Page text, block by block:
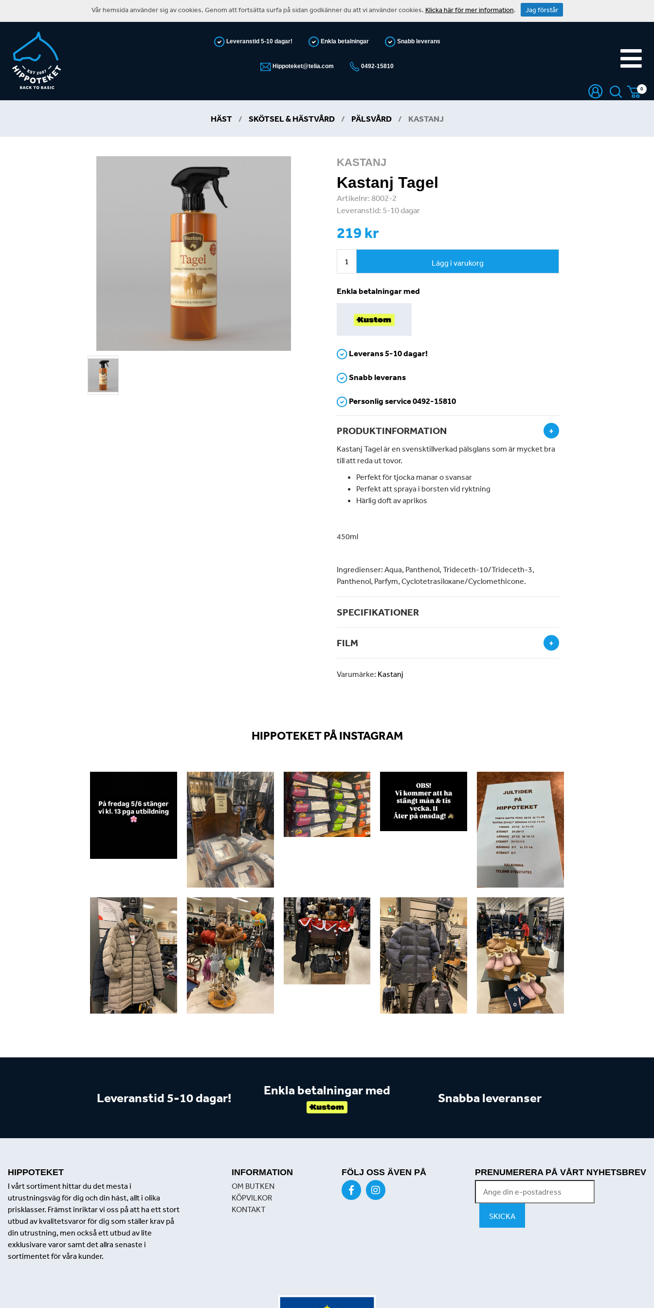
Leveranstid 5-10 dagar! Enkla betalningar Snabb leverans
Hippoteket@telia.com 0492-15810
0
HÄST / SKÖTSEL & HÄSTVÅRD / PÄLSVÅRD / KASTANJ
KASTANJ
Kastanj Tagel
Artikelnr: 8002-2
Leveranstid: 5-10 dagar
219 kr
Lägg i varukorg
Enkla betalningar med
Leverans 5-10 dagar!
Snabb leverans
Personlig service 0492-15810
PRODUKTINFORMATION +
Kastanj Tagel är en svensktillverkad pälsglans som är mycket bra
till att reda ut tovor.
Perfekt för tjocka manar o svansar
Perfekt att spraya i borsten vid ryktning
Härlig doft av aprikos
450ml
Ingredienser: Aqua, Panthenol, Trideceth-10/Trideceth-3,
Panthenol, Parfym, Cyclotetrasiloxane/Cyclomethicone.
SPECIFIKATIONER
FILM +
Varumärke: Kastanj
HIPPOTEKET PÅ INSTAGRAM
Leveranstid 5-10 dagar!
Enkla betalningar med
Snabba leveranser
HIPPOTEKET
I vårt sortiment hittar du det mesta i
utrustningsväg för dig och din häst, allt i olika
prisklasser. Främst inriktar vi oss på att ha ett stort
utbud av kvalitetsvaror för dig som ställer krav på
din utrustning, men också ett utbud av lite
exklusivare varor samt det allra senaste i
sortimentet för våra kunder.
INFORMATION
OM BUTKEN
KÖPVILKOR
KONTAKT
FÖLJ OSS ÄVEN PÅ PRENUMERERA PÅ VÅRT NYHETSBREV
Vår hemsida använder sig av cookies. Genom att fortsätta surfa på sidan godkänner du att vi använder cookies. Klicka här för mer information. Jag förstår